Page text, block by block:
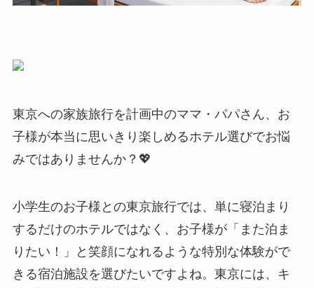
東京への家族旅行を計画中のママ・パパさん、お
子様が本当に思いきり楽しめるホテル選びでお悩
みではありませんか？💖
小学生のお子様との東京旅行では、単に寝泊まり
するだけのホテルではなく、お子様が「また泊ま
りたい！」と笑顔になれるような特別な体験がで
きる宿泊施設を選びたいですよね。東京には、キ